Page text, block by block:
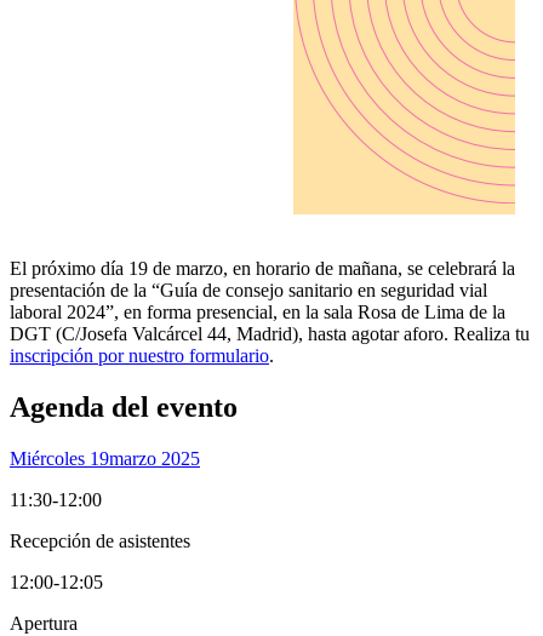
El próximo día 19 de marzo, en horario de mañana, se celebrará la
presentación de la “Guía de consejo sanitario en seguridad vial
laboral 2024”, en forma presencial, en la sala Rosa de Lima de la
DGT (C/Josefa Valcárcel 44, Madrid), hasta agotar aforo. Realiza tu
inscripción por nuestro formulario.
Agenda del evento
Miércoles 19Marzo 2025
11:30-12:00
Recepción de asistentes
12:00-12:05
Apertura